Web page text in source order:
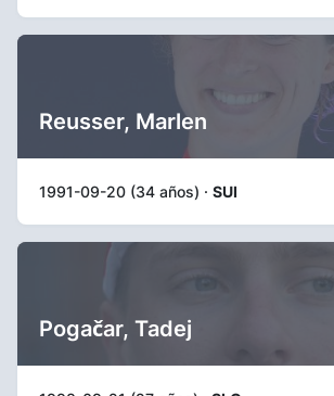
Reusser, Marlen
1991-09-20 (34 años) · SUI
Pogačar, Tadej